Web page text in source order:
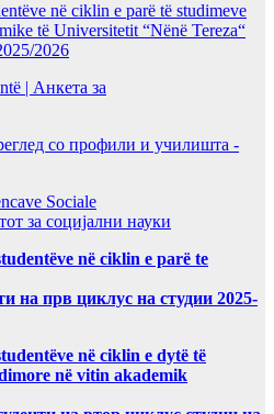
në ciklin e parë të studimeve
të Universitetit “Nënë Tereza“
2026
| Анкета за
со профили и училишта -
Sociale
за социјални науки
në ciklin e parë te
на прв циклус на студии 2025-
në ciklin e dytë të
në vitin akademik